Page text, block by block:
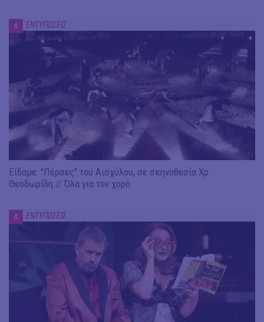
# ΕΝΤΥΠΩΣΕΙΣ
Είδαμε: "Πέρσες" του Αισχύλου, σε σκηνοθεσία Χρ.
Θεοδωρίδη // Όλα για τον χορό
# ΕΝΤΥΠΩΣΕΙΣ